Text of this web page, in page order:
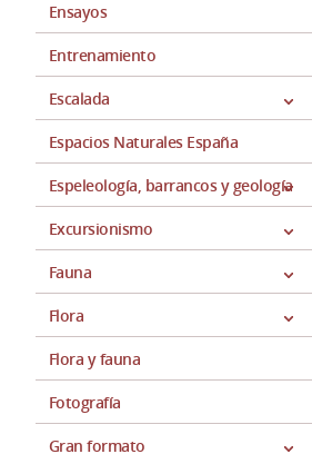
Ensayos
Entrenamiento
Escalada
Espacios Naturales España
Espeleología, barrancos y geología
Excursionismo
Fauna
Flora
Flora y fauna
Fotografía
Gran formato